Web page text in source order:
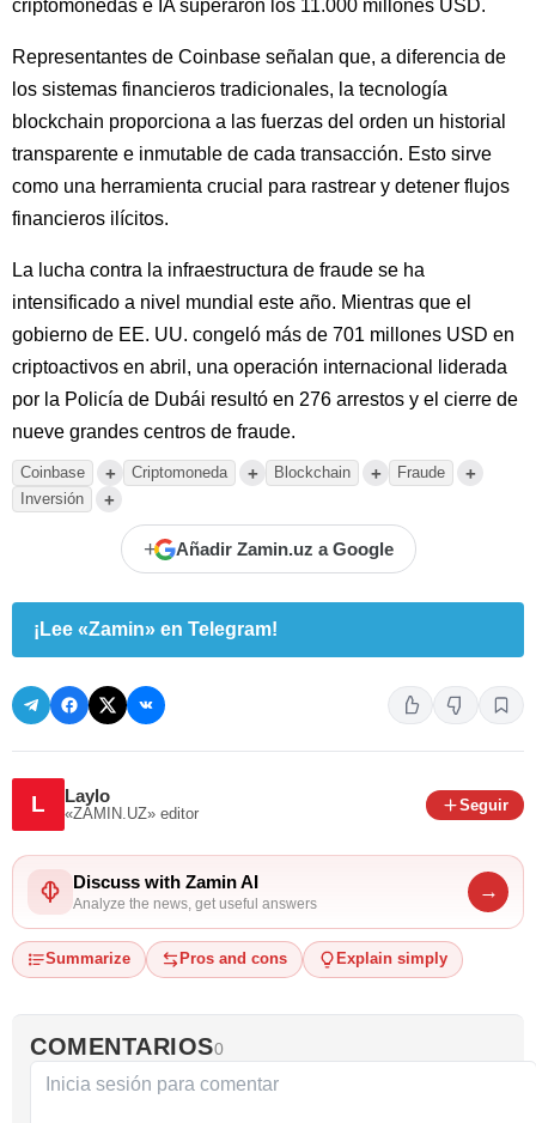
criptomonedas e IA superaron los 11.000 millones USD.
Representantes de Coinbase señalan que, a diferencia de
los sistemas financieros tradicionales, la tecnología
blockchain proporciona a las fuerzas del orden un historial
transparente e inmutable de cada transacción. Esto sirve
como una herramienta crucial para rastrear y detener flujos
financieros ilícitos.
La lucha contra la infraestructura de fraude se ha
intensificado a nivel mundial este año. Mientras que el
gobierno de EE. UU. congeló más de 701 millones USD en
criptoactivos en abril, una operación internacional liderada
por la Policía de Dubái resultó en 276 arrestos y el cierre de
nueve grandes centros de fraude.
Coinbase + Criptomoneda + Blockchain + Fraude +
Inversión +
+ Añadir Zamin.uz a Google
¡Lee «Zamin» en Telegram!
L Laylo
«ZAMIN.UZ» editor
Seguir
Discuss with Zamin AI
Analyze the news, get useful answers
→
Summarize Pros and cons Explain simply
COMENTARIOS0